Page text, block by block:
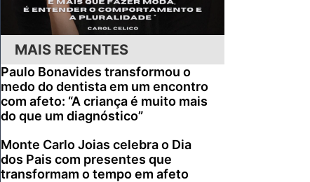
MAIS RECENTES
Paulo Bonavides transformou o
medo do dentista em um encontro
com afeto: “A criança é muito mais
do que um diagnóstico”
Monte Carlo Joias celebra o Dia
dos Pais com presentes que
transformam o tempo em afeto